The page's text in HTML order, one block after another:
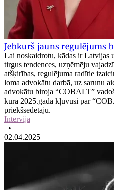
Jebkurš jauns regulējums
Lai noskaidrotu, kādas ir Latvijas
tirgus tendences, uzņēmēju
atšķirības, regulējuma radītie
loma advokātu darbā, uz sarunu
advokātu biroja “COBALT”
kura 2025.gadā kļuvusi par
priekšsēdētāju.
Intervija
•
02.04.2025